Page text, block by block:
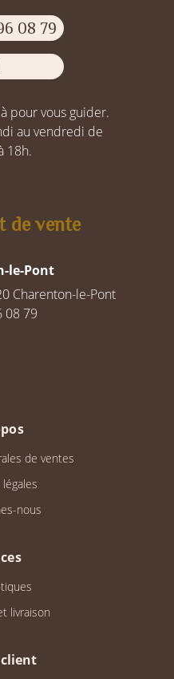
08 79
pour vous guider.
au vendredi de
18h.
de vente
le-Pont
Charenton-le-Pont
08 79
de ventes
nous
livraison
client